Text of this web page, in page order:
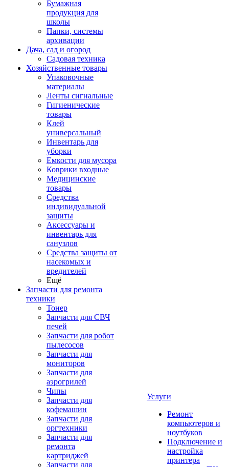
Бумажная
продукция для
школы
Папки, системы
архивации
Дача, сад и огород
Садовая техника
Хозяйственные товары
Упаковочные
материалы
Ленты сигнальные
Гигиенические
товары
Клей
универсальный
Инвентарь для
уборки
Емкости для мусора
Коврики входные
Медицинские
товары
Средства
индивидуальной
защиты
Аксессуары и
инвентарь для
санузлов
Средства защиты от
насекомых и
вредителей
Ещё
Запчасти для ремонта
техники
Тонер
Запчасти для СВЧ
печей
Запчасти для робот
пылесосов
Запчасти для
мониторов
Запчасти для
аэрогрилей
Чипы
Запчасти для
кофемашин
Запчасти для
оргтехники
Запчасти для
ремонта
картриджей
Запчасти для
Услуги
Ремонт
компьютеров и
ноутбуков
Подключение и
настройка
принтера